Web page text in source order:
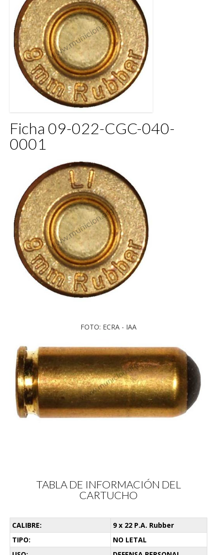
Ficha 09-022-CGC-040-
0001
FOTO: ECRA - IAA
TABLA DE INFORMACIÓN DEL
CARTUCHO
CALIBRE:
9 x 22 P.A. Rubber
TIPO:
NO LETAL